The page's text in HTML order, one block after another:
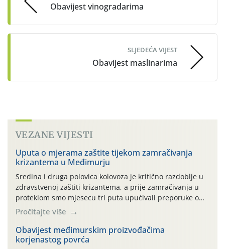
Obavijest vinogradarima
SLJEDEĆA VIJEST
Obavijest maslinarima
VEZANE VIJESTI
Uputa o mjerama zaštite tijekom zamračivanja
krizantema u Međimurju
Sredina i druga polovica kolovoza je kritično razdoblje u
zdravstvenoj zaštiti krizantema, a prije zamračivanja u
proteklom smo mjesecu tri puta upućivali preporuke o
preventivnim mjerama zaštite krizantema od najčešćih
uzročnika bolesti, štetnika i fito-fagnih grinja (23.7., 14.7.,
06.7.)! Na početku ovog mjeseca je zabilježeno je
povijesno i ekstremno vruće meteorološko razdoblje, uz
Pročitajte više
Obavijest međimurskim proizvođačima
korjenastog povrća